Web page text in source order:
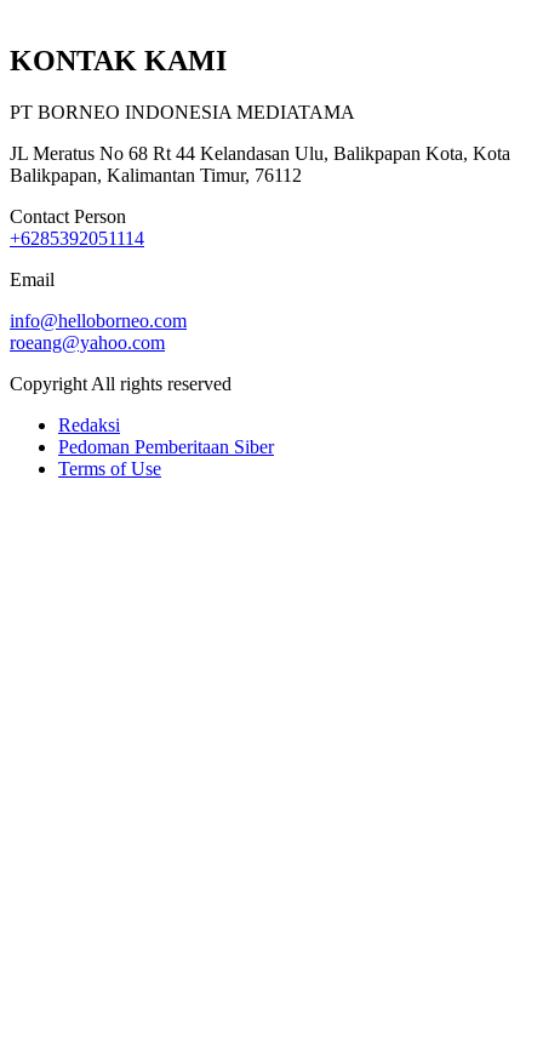
KONTAK KAMI
PT BORNEO INDONESIA MEDIATAMA
JL Meratus No 68 Rt 44 Kelandasan Ulu, Balikpapan Kota, Kota
Balikpapan, Kalimantan Timur, 76112
Contact Person
+6285392051114
Email
info@helloborneo.com
roeang@yahoo.com
Copyright All rights reserved
Redaksi
Pedoman Pemberitaan Siber
Terms of Use